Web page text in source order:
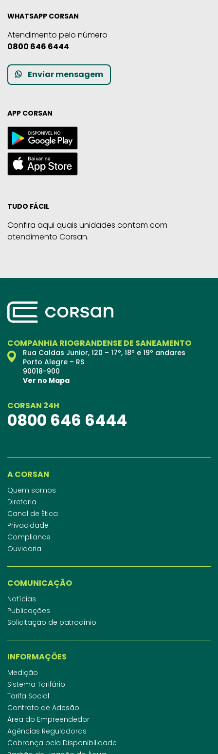
WHATSAPP CORSAN
Atendimento pelo número
0800 646 6444
Enviar mensagem
APP CORSAN
TUDO FÁCIL
Confira aqui quais unidades contam com
atendimento Corsan.
COMPANHIA RIOGRANDENSE DE SANEAMENTO
Rua Caldas Junior, 120 – 17º, 18º e 19º andares
Porto Alegre – RS
90018-900
Ver no Mapa
CORSAN 24H
0800 646 6444
A CORSAN
Quem somos
Diretoria
Canal de Ética
Privacidade
Compliance
Ouvidoria
COMUNICAÇÃO
Notícias
Publicações
Solicitação de patrocínio
INFORMAÇÕES
Medição
Sistema Tarifário
Tarifa Social
Contrato de Adesão
Área do Empreendedor
Agências Reguladoras
Cobrança pela Disponibilidade